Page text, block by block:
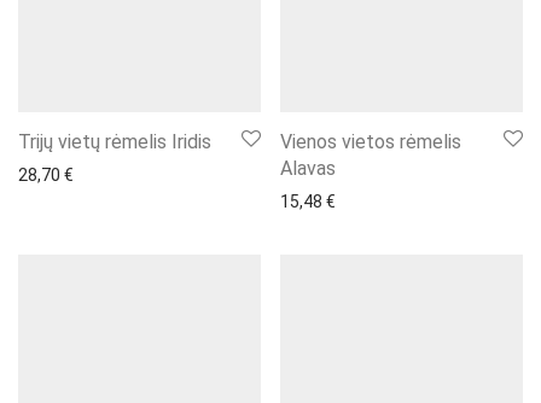
Trijų vietų rėmelis Iridis
28,70 €
Vienos vietos rėmelis
Alavas
15,48 €